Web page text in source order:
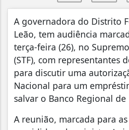
A governadora do Distrito
Leão, tem audiência
terça-feira (26), no
(STF), com representantes
para discutir uma
Nacional para um
salvar o Banco Regional de
A reunião, marcada para